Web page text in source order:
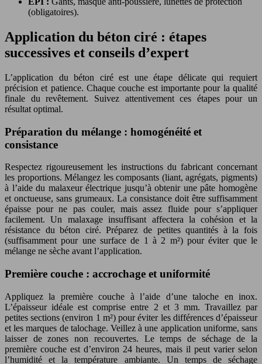
(obligatoires).
Application du béton ciré : étapes
successives et conseils d’expert
L’application du béton ciré est une étape délicate qui requiert
précision et patience. Chaque couche est importante pour la qualité
finale du revêtement. Suivez attentivement ces étapes pour un
résultat optimal.
Préparation du mélange : homogénéité et
consistance
Respectez rigoureusement les instructions du fabricant concernant
les proportions. Mélangez les composants (liant, agrégats, pigments)
à l’aide du malaxeur électrique jusqu’à obtenir une pâte homogène
et onctueuse, sans grumeaux. La consistance doit être suffisamment
épaisse pour ne pas couler, mais assez fluide pour s’appliquer
facilement. Un malaxage insuffisant affectera la cohésion et la
résistance du béton ciré. Préparez de petites quantités à la fois
(suffisamment pour une surface de 1 à 2 m²) pour éviter que le
mélange ne sèche avant l’application.
Première couche : accrochage et uniformité
Appliquez la première couche à l’aide d’une taloche en inox.
L’épaisseur idéale est comprise entre 2 et 3 mm. Travaillez par
petites sections (environ 1 m²) pour éviter les différences d’épaisseur
et les marques de talochage. Veillez à une application uniforme, sans
laisser de zones non recouvertes. Le temps de séchage de la
première couche est d’environ 24 heures, mais il peut varier selon
l’humidité et la température ambiante. Un temps de séchage